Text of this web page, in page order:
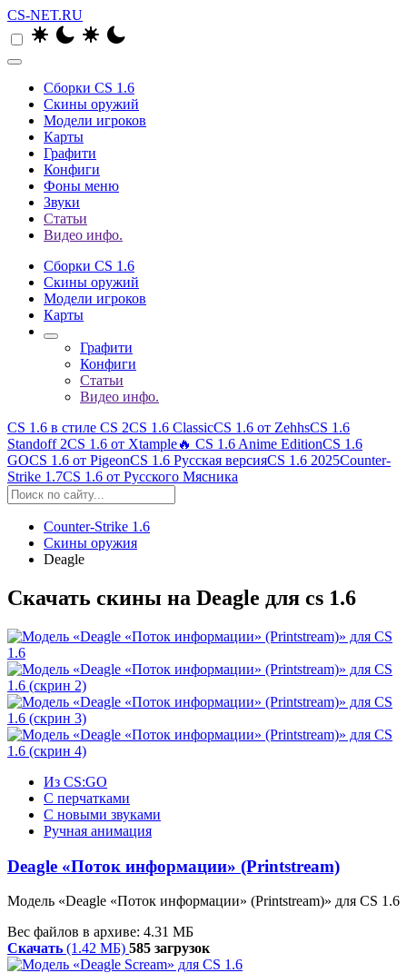
CS-NET.RU
Сборки CS 1.6
Скины оружий
Модели игроков
Карты
Графити
Конфиги
Фоны меню
Звуки
Статьи
Видео инфо.
Сборки CS 1.6
Скины оружий
Модели игроков
Карты
Графити
Конфиги
Статьи
Видео инфо.
CS 1.6 в стиле CS 2CS 1.6 ClassicCS 1.6 от ZehhsCS 1.6
Standoff 2CS 1.6 от Xtample🔥 CS 1.6 Anime EditionCS 1.6
GOCS 1.6 от PigeonCS 1.6 Русская версияCS 1.6 2025Counter-
Strike 1.7CS 1.6 от Русского Мясника
Counter-Strike 1.6
Скины оружия
Deagle
Скачать скины на Deagle для cs 1.6
Из CS:GO
С перчатками
С новыми звуками
Ручная анимация
Deagle «Поток информации» (Printstream)
Модель «Deagle «Поток информации» (Printstream)» для CS 1.6
Вес файлов в архиве: 4.31 МБ
Скачать (1.42 МБ) 585 загрузок